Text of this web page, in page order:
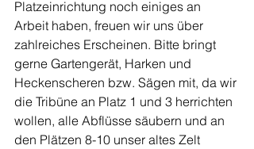
Platzeinrichtung noch einiges an
Arbeit haben, freuen wir uns über
zahlreiches Erscheinen. Bitte bringt
gerne Gartengerät, Harken und
Heckenscheren bzw. Sägen mit, da wir
die Tribüne an Platz 1 und 3 herrichten
wollen, alle Abflüsse säubern und an
den Plätzen 8-10 unser altes Zelt